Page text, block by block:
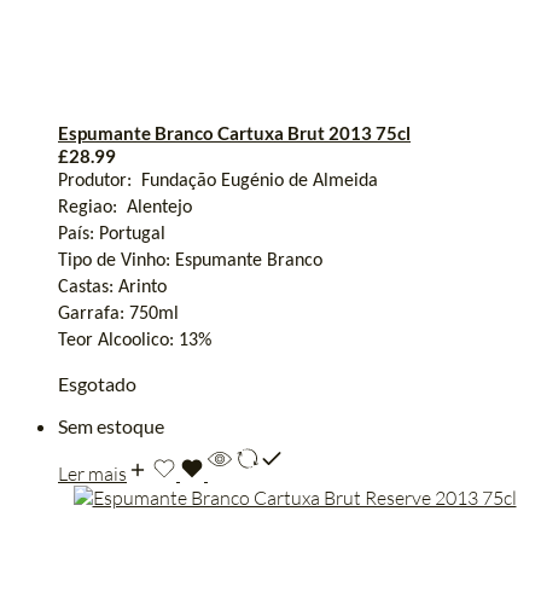
Espumante Branco Cartuxa Brut 2013 75cl
£28.99
Produtor: Fundação Eugénio de Almeida
Regiao: Alentejo
País: Portugal
Tipo de Vinho: Espumante Branco
Castas: Arinto
Garrafa: 750ml
Teor Alcoolico: 13%
Esgotado
Sem estoque
Ler mais